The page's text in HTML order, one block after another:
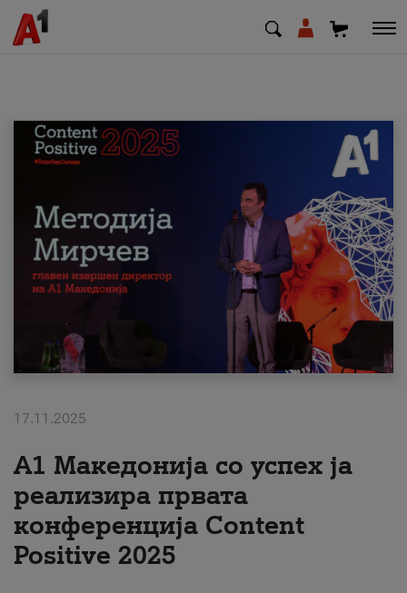
МК EN
Приватни Деловни
Поддршка
Надополни кредит
#ПодобарОнлајн
17.11.2025
А1 Македонија со успех ја
реализира првата
конференција Content
Positive 2025